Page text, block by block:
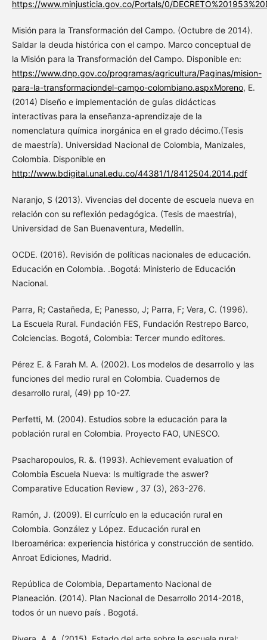
https://www.minjusticia.gov.co/Portals/0/
Misión para la Transformación del Campo. (Octubre de 2014).
Saldar la deuda histórica con el campo. Marco conceptual de
la Misión para la Transformación del Campo. Disponible en:
https://www.dnp.gov.co/programas/agricultura/Paginas/mision-
para-la-transformaciondel-campo-colombiano.aspxMoreno, E.
(2014) Diseño e implementación de guías didácticas
interactivas para la enseñanza-aprendizaje de la
nomenclatura química inorgánica en el grado décimo.(Tesis
de maestría). Universidad Nacional de Colombia, Manizales,
Colombia. Disponible en
http://www.bdigital.unal.edu.co/44381/1/8412504.2014.pdf
Naranjo, S (2013). Vivencias del docente de escuela nueva en
relación con su reflexión pedagógica. (Tesis de maestría),
Universidad de San Buenaventura, Medellín.
OCDE. (2016). Revisión de políticas nacionales de educación.
Educación en Colombia. .Bogotá: Ministerio de Educación
Nacional.
Parra, R; Castañeda, E; Panesso, J; Parra, F; Vera, C. (1996).
La Escuela Rural. Fundación FES, Fundación Restrepo Barco,
Colciencias. Bogotá, Colombia: Tercer mundo editores.
Pérez E. & Farah M. A. (2002). Los modelos de desarrollo y las
funciones del medio rural en Colombia. Cuadernos de
desarrollo rural, (49) pp 10-27.
Perfetti, M. (2004). Estudios sobre la educación para la
población rural en Colombia. Proyecto FAO, UNESCO.
Psacharopoulos, R. &. (1993). Achievement evaluation of
Colombia Escuela Nueva: Is multigrade the aswer?
Comparative Education Review , 37 (3), 263-276.
Ramón, J. (2009). El currículo en la educación rural en
Colombia. González y López. Educación rural en
Iberoamérica: experiencia histórica y construcción de sentido.
Anroat Ediciones, Madrid.
República de Colombia, Departamento Nacional de
Planeación. (2014). Plan Nacional de Desarrollo 2014-2018,
todos ór un nuevo país . Bogotá.